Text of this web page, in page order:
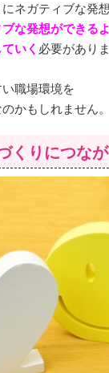
ネガティブな発想
な発想ができる
いく 必要がありま
職場環境を
かもしれません。
くりにつな